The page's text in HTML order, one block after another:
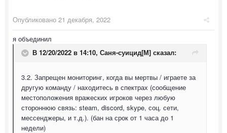
Опубликовано 21 декабря, 2022
я объединил
В 12/20/2022 в 14:10, Саня-суицид[М] сказал:
3.2. Запрещен мониторинг, когда вы мертвы / играете за
другую команду / находитесь в спектрах (сообщение
местоположения вражеских игроков через любую
стороннюю связь: steam, discord, skype, соц. сети,
мессенджеры, и т.д.). (бан на срок от 1 часа до 1
недели)